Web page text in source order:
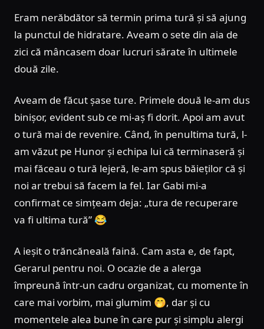
Eram nerăbdător să termin prima tură și să ajung
la punctul de hidratare. Aveam o sete din aia de
zici că mâncasem doar lucruri sărate în ultimele
două zile.
Aveam de făcut șase ture. Primele două le-am dus
binișor, evident sub ce mi-aș fi dorit. Apoi am avut
o tură mai de revenire. Când, în penultima tură, l-
am văzut pe Hunor și echipa lui că terminaseră și
mai făceau o tură lejeră, le-am spus băieților că și
noi ar trebui să facem la fel. Iar Gabi mi-a
confirmat ce simțeam deja: „tura de recuperare
va fi ultima tură” 😂
A ieșit o trăncăneală faină. Cam asta e, de fapt,
Gerarul pentru noi. O ocazie de a alerga
împreună într-un cadru organizat, cu momente în
care mai vorbim, mai glumim 🤭, dar și cu
momentele alea bune în care pur și simplu alergi